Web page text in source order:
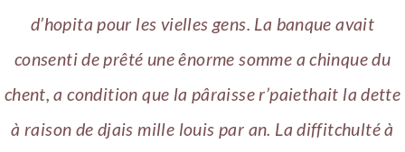
d’hopita pour les vielles gens. La banque avait
consenti de prêté une ênorme somme a chinque du
chent, a condition que la pâraisse r’paiethait la dette
à raison de djais mille louis par an. La diffitchulté à